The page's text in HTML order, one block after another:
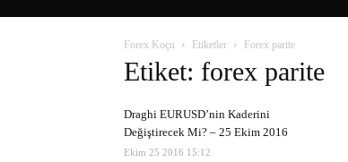
Forex Koçu Etiketler Forex parite
Etiket: forex parite
Draghi EURUSD’nin Kaderini
Değiştirecek Mi? – 25 Ekim 2016
Ekim 25 2016 15:12